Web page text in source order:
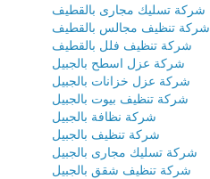
شركة تسليك مجارى بالقطيف
شركة تنظيف مجالس بالقطيف
شركة تنظيف فلل بالقطيف
شركة عزل اسطح بالجبيل
شركة عزل خزانات بالجبيل
شركة تنظيف بيوت بالجبيل
شركة نظافة بالجبيل
شركة تنظيف بالجبيل
شركة تسليك مجارى بالجبيل
شركة تنظيف شقق بالجبيل